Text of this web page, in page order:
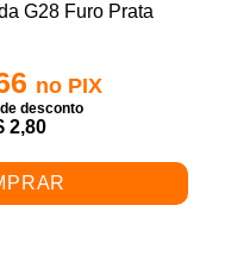
G28 Furo Prata
no PIX
desconto
2,80